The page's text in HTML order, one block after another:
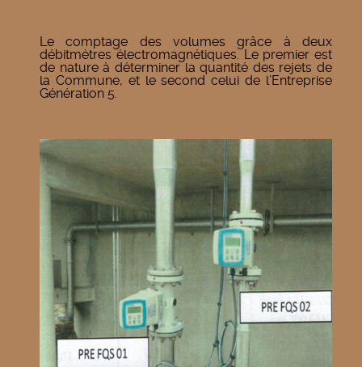
Le comptage des volumes grâce à deux
débitmètres électromagnétiques. Le premier est
de nature à déterminer la quantité des rejets de
la Commune, et le second celui de l’Entreprise
Génération 5.